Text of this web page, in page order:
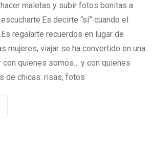
maletas y subir fotos bonitas a
decirte “sí” cuando el
regalarte recuerdos en lugar de
mujeres, viajar se ha convertido en una
con quienes somos… y con quienes
de chicas: risas, fotos